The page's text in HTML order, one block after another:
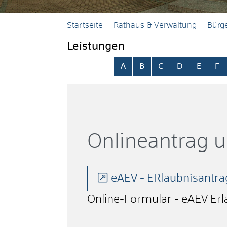
Startseite Rathaus & Verwaltung
Leistungen
Alphabetisches Register
A B C D E F
Onlineantrag
eAEV -
Online-Formular - eAEV